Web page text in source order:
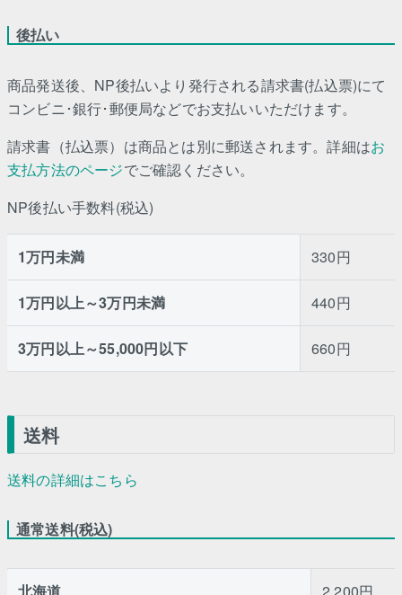
後払い
商品発送後、NP後払いより発行される請求書(払込票)にて
コンビニ･銀行･郵便局などでお支払いいただけます。
請求書（払込票）は商品とは別に郵送されます。詳細はお
支払方法のページでご確認ください。
NP後払い手数料(税込)
1万円未満 330円
1万円以上～3万円未満 440円
3万円以上～55,000円以下 660円
送料
送料の詳細はこちら
通常送料(税込)